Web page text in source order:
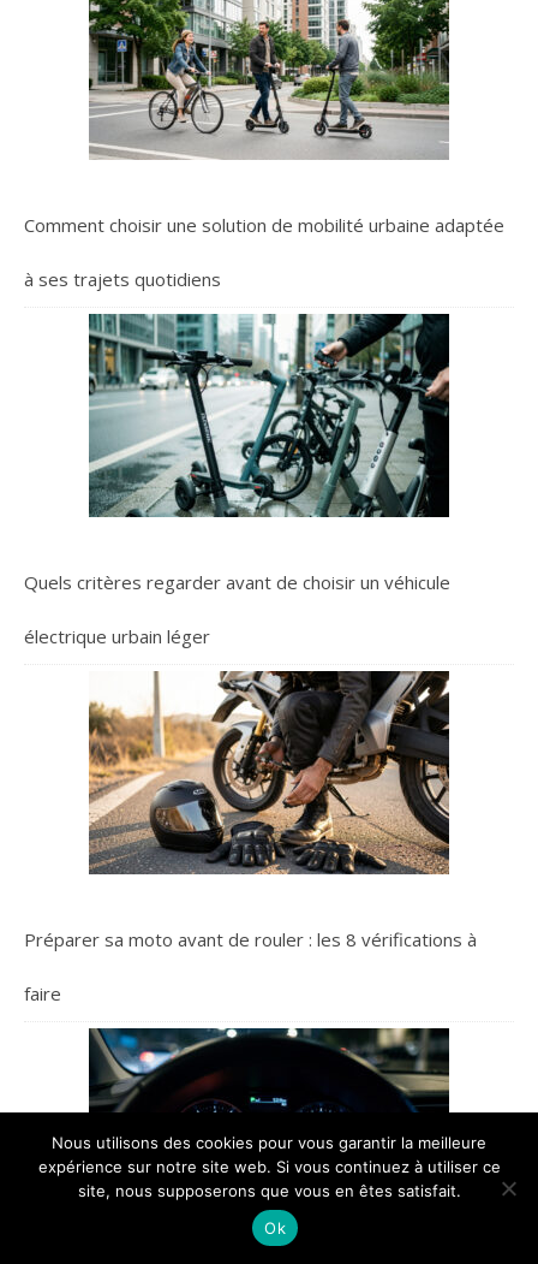
Comment choisir une solution de mobilité urbaine adaptée
à ses trajets quotidiens
Quels critères regarder avant de choisir un véhicule
électrique urbain léger
Préparer sa moto avant de rouler : les 8 vérifications à
faire
Nous utilisons des cookies pour vous garantir la meilleure
expérience sur notre site web. Si vous continuez à utiliser ce
site, nous supposerons que vous en êtes satisfait.
Ok